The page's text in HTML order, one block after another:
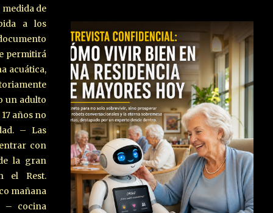
medida de
a los
permitirá
acuática,
un adulto
años no
– Las
con
la gran
el Rest.
mañana
– cocina